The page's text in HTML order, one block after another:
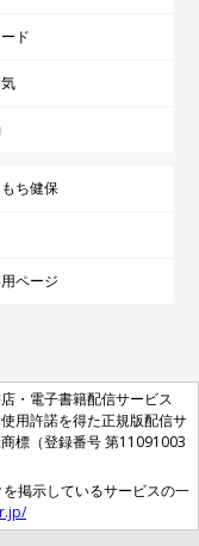
ド
ち健保
ページ
・電子書籍配信サービス
用許諾を得た正規版配信サ
標（登録番号 第11091003
掲示しているサービスの一